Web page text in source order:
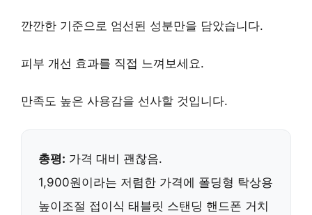
깐깐한 기준으로 엄선된 성분만을 담았습니다.
피부 개선 효과를 직접 느껴보세요.
만족도 높은 사용감을 선사할 것입니다.
총평: 가격 대비 괜찮음.
1,900원이라는 저렴한 가격에 폴딩형 탁상용
높이조절 접이식 태블릿 스탠딩 핸드폰 거치